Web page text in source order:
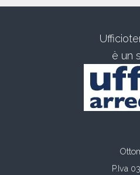
è un
P.Iva